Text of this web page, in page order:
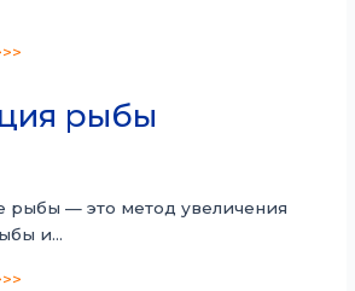
рыбы
рыбы — это метод увеличения
и…